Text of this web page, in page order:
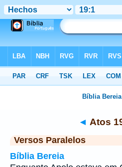
◄ Atos
Versos Paralelos
Bíblia Bereia